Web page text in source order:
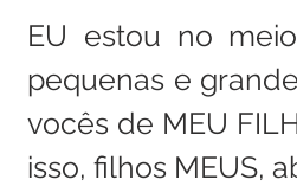
EU estou no
pequenas e
vocês de MEU
isso, filhos MEUS,